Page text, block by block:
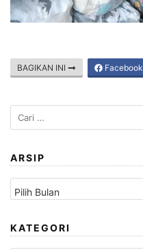
BAGIKAN INI Facebook
Cari
untuk:
ARSIP
Arsip
KATEGORI